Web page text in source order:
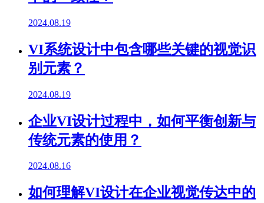
2024.08.19
VI系统设计中包含哪些关键的视觉识
别元素？
2024.08.19
企业VI设计过程中，如何平衡创新与
传统元素的使用？
2024.08.16
如何理解VI设计在企业视觉传达中的